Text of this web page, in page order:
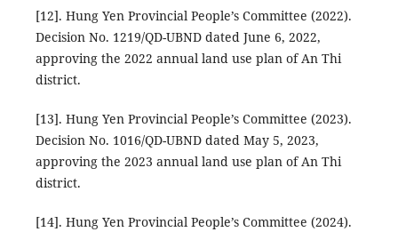
[12]. Hung Yen Provincial People’s Committee (2022).
Decision No. 1219/QD-UBND dated June 6, 2022,
approving the 2022 annual land use plan of An Thi
district.
[13]. Hung Yen Provincial People’s Committee (2023).
Decision No. 1016/QD-UBND dated May 5, 2023,
approving the 2023 annual land use plan of An Thi
district.
[14]. Hung Yen Provincial People’s Committee (2024).